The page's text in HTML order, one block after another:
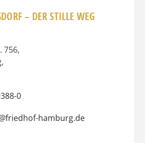
– DER STILLE WEG
756,
,
0
hamburg.de